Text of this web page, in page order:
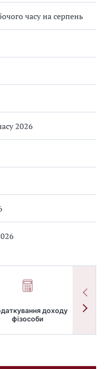
часу на серпень
2026
доходу
фізособи